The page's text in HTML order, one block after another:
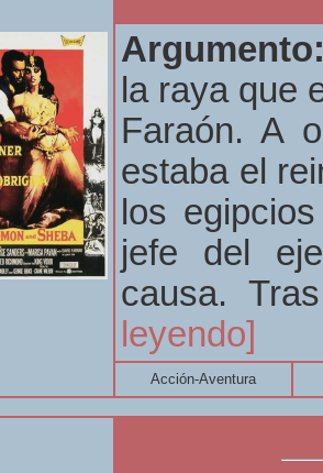
la raya que
Faraón. A
estaba el
los
jefe del
causa.
leyendo]
Acción-Aventura